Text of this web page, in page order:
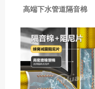
高端下水管道隔音棉